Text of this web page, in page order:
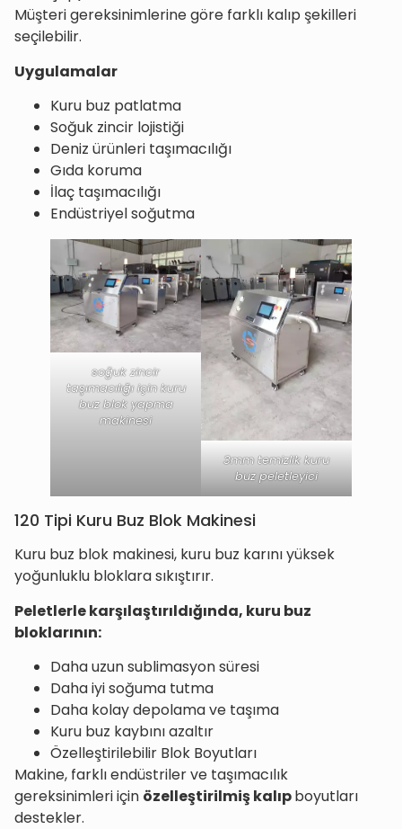
Müşteri gereksinimlerine göre farklı kalıp şekilleri
seçilebilir.
Uygulamalar
Kuru buz patlatma
Soğuk zincir lojistiği
Deniz ürünleri taşımacılığı
Gıda koruma
İlaç taşımacılığı
Endüstriyel soğutma
soğuk zincir
taşımacılığı için kuru
buz blok yapma
makinesi
3mm temizlik kuru
buz peletleyici
120 Tipi Kuru Buz Blok Makinesi
Kuru buz blok makinesi, kuru buz karını yüksek
yoğunluklu bloklara sıkıştırır.
Peletlerle karşılaştırıldığında, kuru buz
bloklarının:
Daha uzun sublimasyon süresi
Daha iyi soğuma tutma
Daha kolay depolama ve taşıma
Kuru buz kaybını azaltır
Özelleştirilebilir Blok Boyutları
Makine, farklı endüstriler ve taşımacılık
gereksinimleri için özelleştirilmiş kalıpboyutları
destekler.